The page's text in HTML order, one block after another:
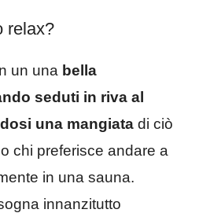
relax?
un una bella
seduti in riva al
una mangiata di ciò
chi preferisce andare a
in una sauna.
innanzitutto